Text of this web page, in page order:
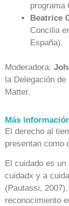
programa
Beatrice
Concilia
España).
Moderadora:
la Delegación
Matter.
Más
El derecho al
presentan como
El cuidado es
cuidadx y a
(Pautassi,
reconocimiento